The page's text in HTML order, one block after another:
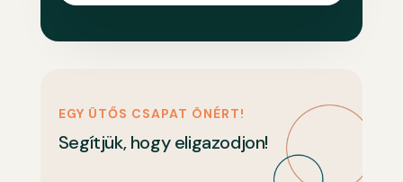
EGY ÜTŐS CSAPAT ÖNÉRT!
Segítjük, hogy eligazodjon!